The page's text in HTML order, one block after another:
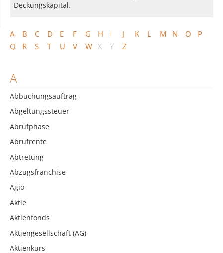
A B C D E F G H I J K L M N O
P
Q
R S T U V W X Y Z
A
Abbuchungsauftrag
Abgeltungssteuer
Abrufphase
Abrufrente
Abtretung
Abzugsfranchise
Agio
Aktie
Aktienfonds
Aktiengesellschaft (AG)
Aktienkurs
Deckungskapital.